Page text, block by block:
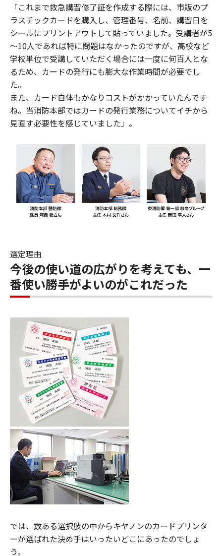
「これまで救急講習修了証を作成する際には、市販のプ
ラスチックカードを購入し、管理番号、名前、講習日を
シールにプリントアウトして貼っていました。受講者が5
～10人であれば特に問題はなかったのですが、高校など
学校単位で受講していただく場合には一度に何百人とな
るため、カードの発行にも膨大な作業時間が必要でし
た。
また、カード自体もかなりコストがかかっていたんです
ね。当消防本部ではカードの発行業務についてイチから
見直す必要性を感じていました」。
選定理由
今後の使い道の広がりを考えても、一
番使い勝手がよいのがこれだった
では、数ある選択肢の中からキヤノンのカードプリンタ
ーが選ばれた決め手はいったいどこにあったのでしょ
う。